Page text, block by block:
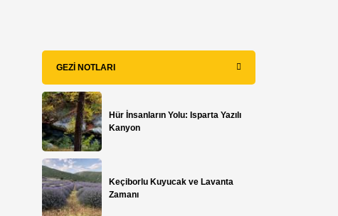
GEZI NOTLARI
Hür İnsanların Yolu: Isparta Yazılı
Kanyon
Keçiborlu Kuyucak ve Lavanta
Zamanı